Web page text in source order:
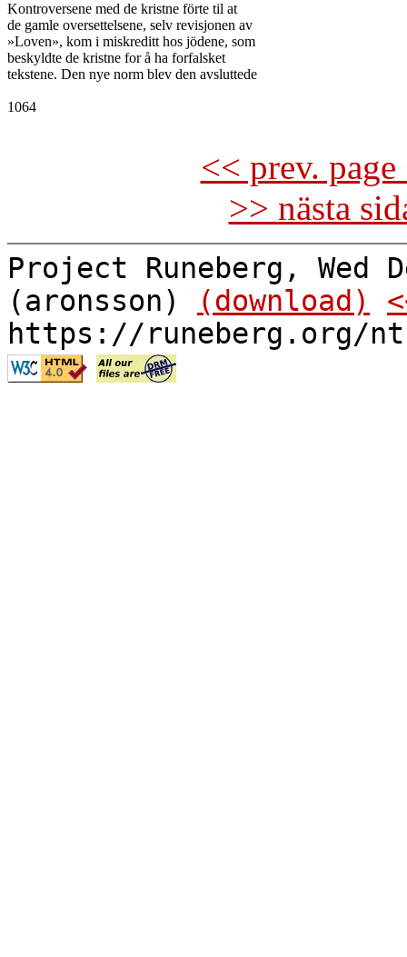
Kontroversene med de kristne förte til at
de gamle oversettelsene, selv revisjonen av
»Loven», kom i miskreditt hos jödene, som
beskyldte de kristne for å ha forfalsket
tekstene. Den nye norm blev den avsluttede
1064
<< prev.
>> nästa
Project Runeberg, Wed
(aronsson)
(download)
https://runeberg.org/